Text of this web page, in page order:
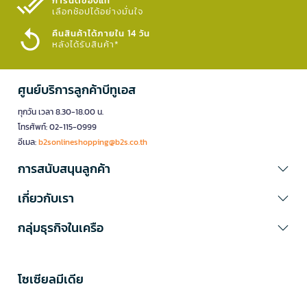
เลือกช้อปได้อย่างมั่นใจ​
คืนสินค้าได้ภายใน 14 วัน
หลังได้รับสินค้า*
ศูนย์บริการลูกค้าบีทูเอส
ทุกวัน เวลา 8.30-18.00 น.
โทรศัพท์: 02-115-0999
อีเมล:b2sonlineshopping@b2s.co.th
การสนับสนุนลูกค้า
เกี่ยวกับเรา
กลุ่มธุรกิจในเครือ
โซเซียลมีเดีย​